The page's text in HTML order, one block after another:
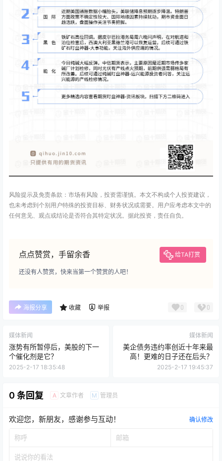
风险提示及免责条款：市场有风险，投资需谨慎。本文不构成个人投资建议，
也未考虑到个别用户特殊的投资目标、财务状况或需要。用户应考虑本文中的
任何意见、观点或结论是否符合其特定状况。据此投资，责任自负。
点点赞赏，手留余香 给TA打赏
还没有人赞赏，快来当第一个赞赏的人吧！
海报分享 收藏 举报 0 0
媒体新闻
涨势有所暂停后，美股的下一
个催化剂是它？
2025-2-17 18:35:48
媒体新闻
美企债务违约率创近十年来最
高！更难的日子还在后头？
2025-2-17 19:45:37
0 条回复 A 文章作者 M 管理员
欢迎您，新朋友，感谢参与互动！ 确认修改